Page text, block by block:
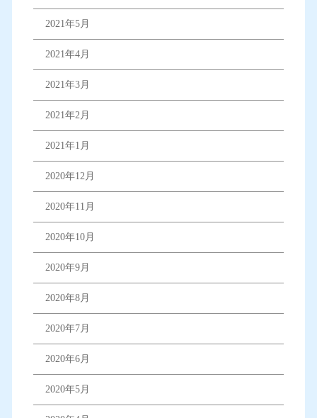
2021年5月
2021年4月
2021年3月
2021年2月
2021年1月
2020年12月
2020年11月
2020年10月
2020年9月
2020年8月
2020年7月
2020年6月
2020年5月